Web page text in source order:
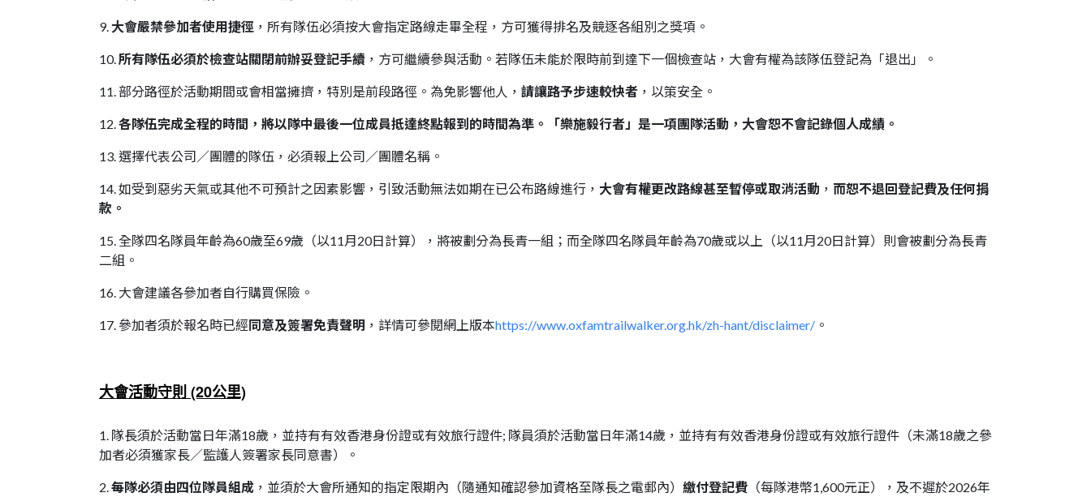
9.大會嚴禁參加者使用捷徑 ，所有隊伍必須按大會指定路線走畢全程，方可獲得排名及競逐各組別之獎項。
10.所有隊伍必須於檢查站關閉前辦妥登記手續 ，方可繼續參與活動。若隊伍未能於限時前到達下一個檢查站，大會有權為該隊伍登記為「退出」。
11. 部分路徑於活動期間或會相當擁擠，特別是前段路徑。為免影響他人， 請讓路予步速較快者 ，以策安全。
12.各隊伍完成全程的時間，將以隊中最後一位成員抵達終點報到的時間為準。「樂施毅行者」是一項團隊活動，大會恕不會記錄個人成績。
13. 選擇代表公司／團體的隊伍，必須報上公司／團體名稱。
14. 如受到惡劣天氣或其他不可預計之因素影響，引致活動無法如期在已公布路線進行， 大會有權更改路線甚至暫停或取消活動 ， 而恕不退回登記費及任何捐
款。
15. 全隊四名隊員年齡為60歲至69歲（以11月20日計算），將被劃分為長青一組；而全隊四名隊員年齡為70歲或以上 （以11月20日計算） 則會被劃分為長青
二組。
16. 大會建議各參加者自行購買保險。
17. 參加者須於報名時已經同意及簽署免責聲明 ，詳情可參閱網上版本https://www.oxfamtrailwalker.org.hk/zh-hant/disclaimer/ 。
大會活動守則 (20公里)
1. 隊長須於活動當日年滿18歲，並持有有效香港身份證或有效旅行證件; 隊員須於活動當日年滿14歲，並持有有效香港身份證或有效旅行證件（未滿18歲之參
加者必須獲家長／監護人簽署家長同意書）。
2. 每隊必須由四位隊員組成 ，並須於大會所通知的指定限期內（隨通知確認參加資格至隊長之電郵內） 繳付登記費 （每隊港幣1,600元正），及不遲於2026年